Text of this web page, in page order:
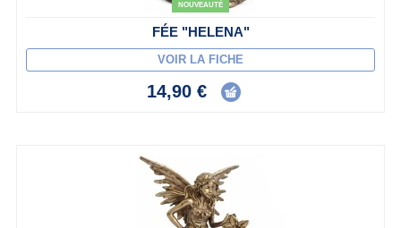
NOUVEAUTÉ
FÉE "HELENA"
VOIR LA FICHE
14,90 €